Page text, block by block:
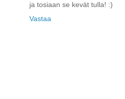
ja tosiaan se kevät tulla! :)
Vastaa